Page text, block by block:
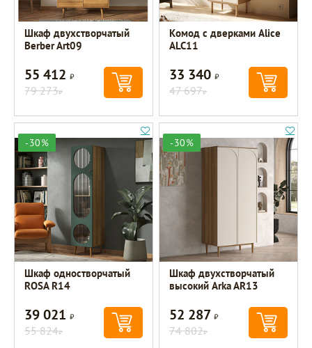
Шкаф двухстворчатый
Berber Art09
55 412Р
79 273Р
Комод с дверками Alice
ALC11
33 340Р
47 697Р
-30%
Шкаф одностворчатый
ROSA R14
39 021Р
55 824Р
-30%
Шкаф двухстворчатый
высокий Arka AR13
52 287Р
74 802Р